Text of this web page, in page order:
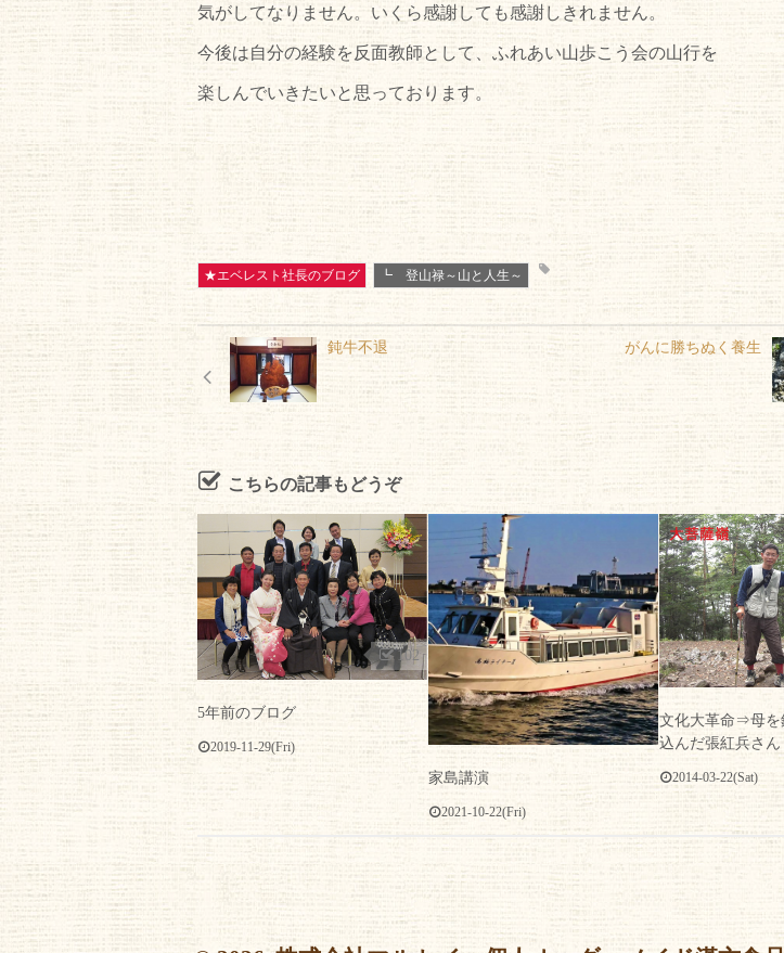
気がしてなりません。いくら感謝しても感謝しきれません。
今後は自分の経験を反面教師として、ふれあい山歩こう会の山行を
楽しんでいきたいと思っております。
★エベレスト社長のブログ ┗ 登山禄～山と人生～
鈍牛不退 がんに勝ちぬく養生
こちらの記事もどうぞ
102
5年前のブログ
2019-11-29(Fri)
家島講演
2021-10-22(Fri)
文化大革命⇒母を
込んだ張紅兵さん
2014-03-22(Sat)